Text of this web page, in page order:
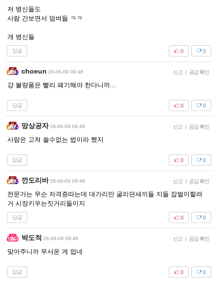
저 병신들도
사람 간보면서 덤벼듦 ㅋㅋ
개 병신들
답글 0
0
choeun 26-06-09 09:48 신고 | 공감 확인
걍 불량품은 빨리 폐기해야 한다니까...
답글 0
0
망상공자 26-06-09 09:48 신고 | 공감 확인
사람은 고쳐 쓸수없는 법이라 했지
답글 0
0
깐도리바 26-06-09 09:48 신고 | 공감 확인
전문가는 무슨 자격증따는데 대가리만 굴리던새끼들 지들 잡벌이할려
거 시장키우는짓거리들이지
답글 0
0
박도적 26-06-09 09:48 신고 | 공감 확인
맞아주니까 무서운 게 업네
답글 0
0